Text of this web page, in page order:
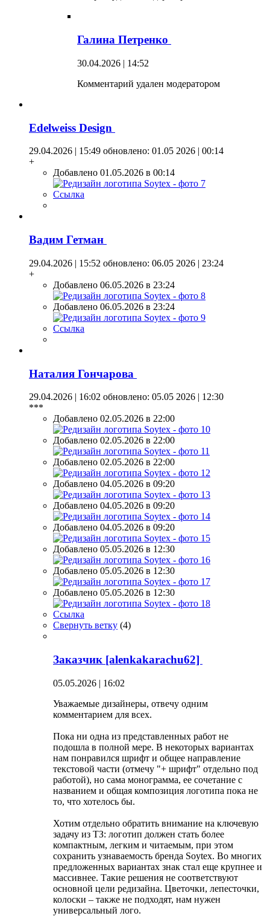
Галина Петренко
30.04.2026 | 14:52
Комментарий удален модератором
Edelweiss Design
29.04.2026 | 15:49 обновлено: 01.05 2026 | 00:14
+
Добавлено 01.05.2026 в 00:14
Ссылка
Вадим Гетман
29.04.2026 | 15:52 обновлено: 06.05 2026 | 23:24
+
Добавлено 06.05.2026 в 23:24
Добавлено 06.05.2026 в 23:24
Ссылка
Наталия Гончарова
29.04.2026 | 16:02 обновлено: 05.05 2026 | 12:30
***
Добавлено 02.05.2026 в 22:00
Добавлено 02.05.2026 в 22:00
Добавлено 02.05.2026 в 22:00
Добавлено 04.05.2026 в 09:20
Добавлено 04.05.2026 в 09:20
Добавлено 04.05.2026 в 09:20
Добавлено 05.05.2026 в 12:30
Добавлено 05.05.2026 в 12:30
Добавлено 05.05.2026 в 12:30
Ссылка
Свернуть ветку (4)
Заказчик [alenkakarachu62]
05.05.2026 | 16:02
Уважаемые дизайнеры, отвечу одним
комментарием для всех.
Пока ни одна из представленных работ не
подошла в полной мере. В некоторых вариантах
нам понравился шрифт и общее направление
текстовой части (отмечу "+ шрифт" отдельно под
работой), но сама монограмма, ее сочетание с
названием и общая композиция логотипа пока не
то, что хотелось бы.
Хотим отдельно обратить внимание на ключевую
задачу из ТЗ: логотип должен стать более
компактным, легким и читаемым, при этом
сохранить узнаваемость бренда Soytex. Во многих
предложенных вариантах знак стал еще крупнее и
массивнее. Такие решения не соответствуют
основной цели редизайна. Цветочки, лепесточки,
колоски – также не подходят, нам нужен
универсальный лого.